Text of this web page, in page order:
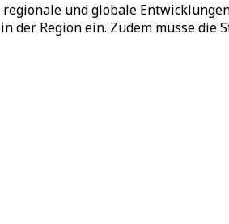
und globale
Region ein. Zudem müsse die